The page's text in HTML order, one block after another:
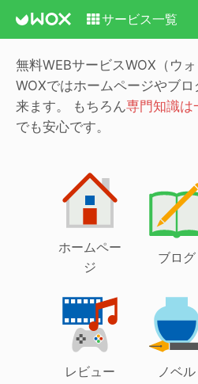
サービス一覧
無料WEBサービスWOX（ウ
WOXではホームページやブロ
来ます。
もちろん専門知識は
でも安心です。
ホームペー
ジ
ブログ
レビュー ノベル